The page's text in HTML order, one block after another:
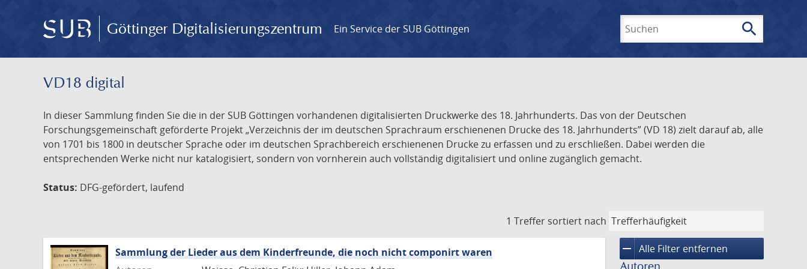
Göttinger Digitalisierungszentrum Ein Service der SUB Göttingen search
VD18 digital
In dieser Sammlung finden Sie die in der SUB Göttingen vorhandenen digitalisierten Druckwerke des 18. Jahrhunderts. Das von der Deutschen
Forschungsgemeinschaft geförderte Projekt „Verzeichnis der im deutschen Sprachraum erschienenen Drucke des 18. Jahrhunderts” (VD 18) zielt darauf ab, alle
von 1701 bis 1800 in deutscher Sprache oder im deutschen Sprachbereich erschienenen Drucke zu erfassen und zu erschließen. Dabei werden die
entsprechenden Werke nicht nur katalogisiert, sondern von vornherein auch vollständig digitalisiert und online zugänglich gemacht.
Status: DFG-gefördert, laufend
1 Treffer sortiert nach
remove Alle Filter entfernen
Sammlung der Lieder aus dem Kinderfreunde, die noch nicht componirt waren